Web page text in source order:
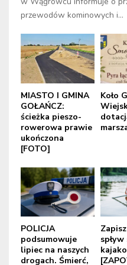
przewodów kominowych i...
MIASTO I GMINA
GOŁAŃCZ:
ścieżka pieszo-
rowerowa prawie
ukończona
[FOTO]
Koło
POLICJA
podsumowuje
lipiec na naszych
drogach. Śmierć,
spływ